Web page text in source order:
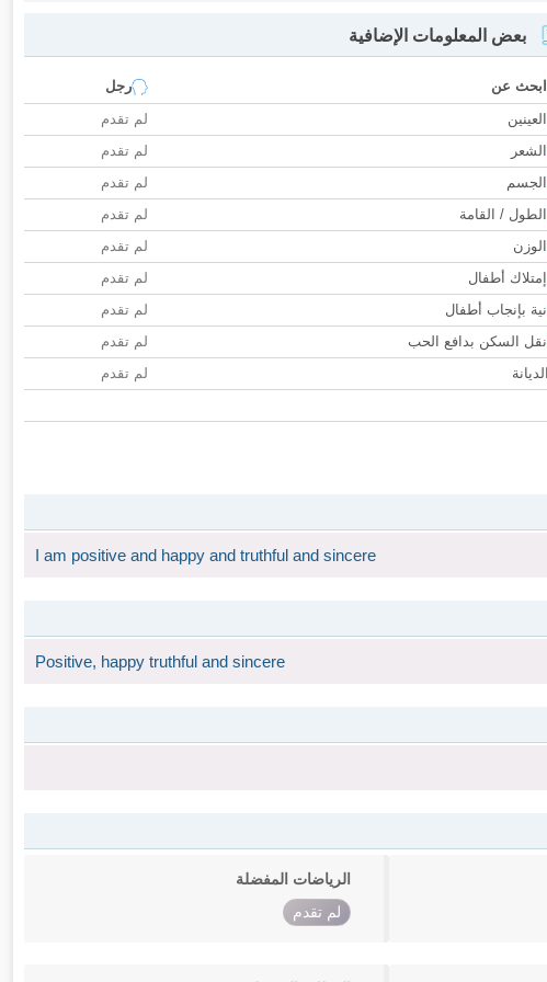
بعض المعلومات الإضافية
ابحث عن
رجل
العينين
لم تقدم
الشعر
لم تقدم
الجسم
لم تقدم
الطول / القامة
لم تقدم
الوزن
لم تقدم
إمتلاك أطفال
لم تقدم
نية بإنجاب أطفال
لم تقدم
نقل السكن بدافع الحب
لم تقدم
الديانة
لم تقدم
I am positive and happy and truthful and sincere
Positive, happy truthful and sincere
الرياضات المفضلة
لم تقدم